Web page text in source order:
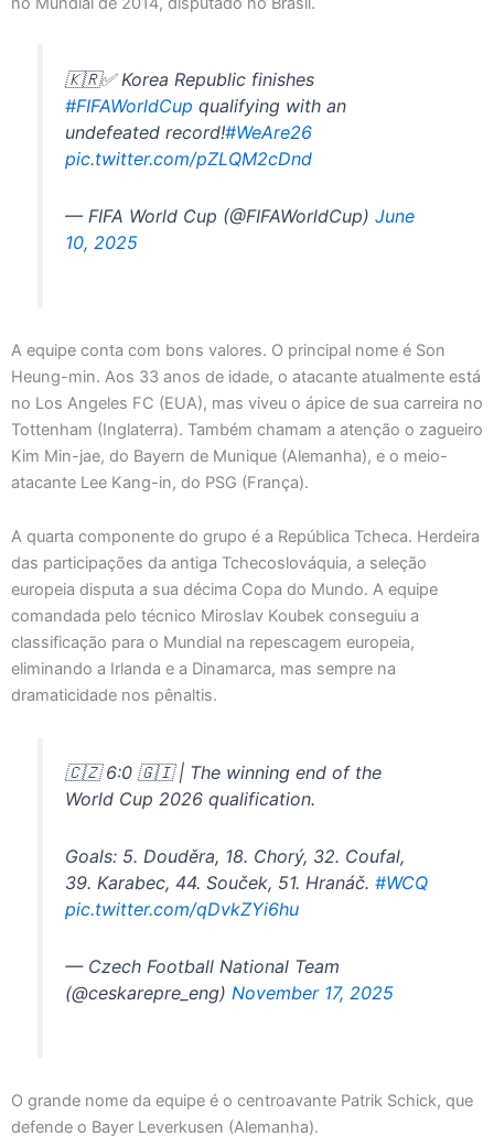
🇰🇷✅ Korea Republic finishes
#FIFAWorldCup qualifying with an
undefeated record!#WeAre26
pic.twitter.com/pZLQM2cDnd
— FIFA World Cup (@FIFAWorldCup)June
10, 2025
A equipe conta com bons valores. O principal nome é Son
Heung-min. Aos 33 anos de idade, o atacante atualmente está
no Los Angeles FC (EUA), mas viveu o ápice de sua carreira no
Tottenham (Inglaterra). Também chamam a atenção o zagueiro
Kim Min-jae, do Bayern de Munique (Alemanha), e o meio-
atacante Lee Kang-in, do PSG (França).
A quarta componente do grupo é a República Tcheca. Herdeira
das participações da antiga Tchecoslováquia, a seleção
europeia disputa a sua décima Copa do Mundo. A equipe
comandada pelo técnico Miroslav Koubek conseguiu a
classificação para o Mundial na repescagem europeia,
eliminando a Irlanda e a Dinamarca, mas sempre na
dramaticidade nos pênaltis.
🇨🇿 6:0 🇬🇮 | The winning end of the
World Cup 2026 qualification.
Goals: 5. Douděra, 18. Chorý, 32. Coufal,
39. Karabec, 44. Souček, 51. Hranáč.#WCQ
pic.twitter.com/qDvkZYi6hu
— Czech Football National Team
(@ceskarepre_eng)November 17, 2025
O grande nome da equipe é o centroavante Patrik Schick, que
defende o Bayer Leverkusen (Alemanha).